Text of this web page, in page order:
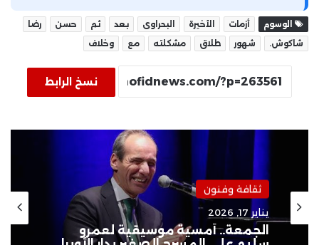
الوسوم أزمات الأخيرة البحراوى بعد ثم حسن
رضا
شاكوش.
شهور طلاق مشكلته مع وخلاف
نسخ الرابط
ثقافة وفنون
يناير 17, 2026
الجمعة.. أمسية موسيقية لعمرو